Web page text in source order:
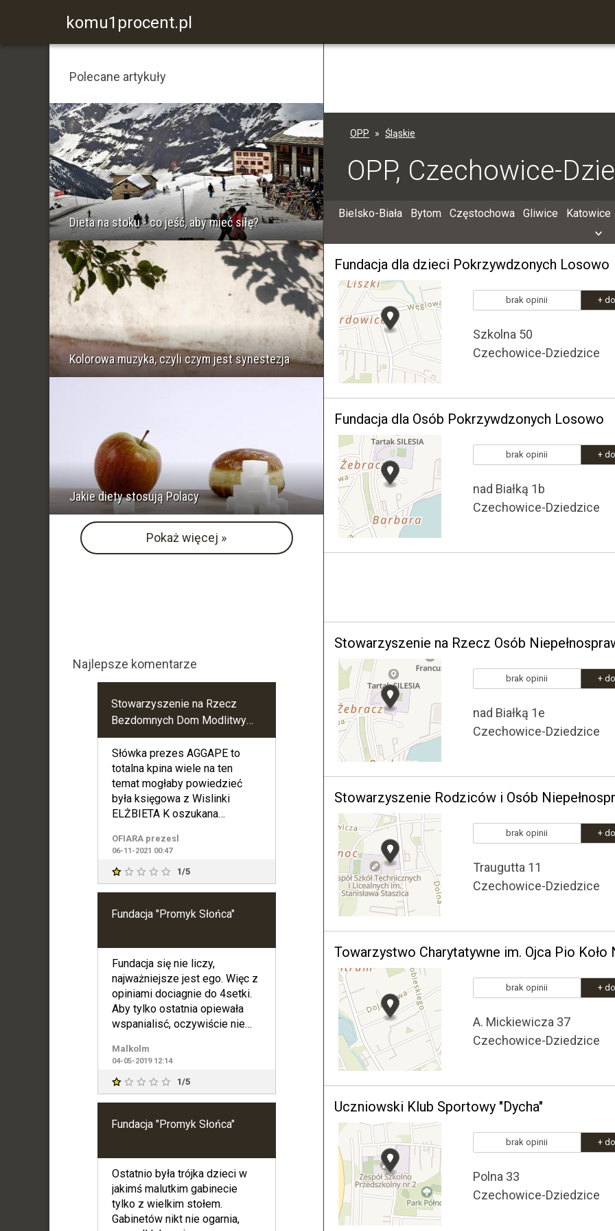
komu1procent.pl
OPP Śląskie
OPP, Czechowice-
Bielsko-Biała Bytom Częstochowa Gliwice Katowice
Fundacja dla dzieci Pokrzywdzonych Losowo
brak opinii +
Szkolna 50
Czechowice-Dziedzice
Fundacja dla Osób Pokrzywdzonych Losowo
brak opinii +
nad Białką 1b
Czechowice-Dziedzice
Stowarzyszenie na Rzecz Osób
brak opinii +
nad Białką 1e
Czechowice-Dziedzice
Stowarzyszenie Rodziców i Osób
brak opinii +
Traugutta 11
Czechowice-Dziedzice
Towarzystwo Charytatywne im. Ojca Pio Koło
brak opinii +
A. Mickiewicza 37
Czechowice-Dziedzice
Uczniowski Klub Sportowy "Dycha"
brak opinii +
Polna 33
Czechowice-Dziedzice
Polecane artykuły
Dieta na stoku - co jeść, aby mieć siłę?
Kolorowa muzyka, czyli czym jest synestezja
Jakie diety stosują Polacy
Pokaż więcej »
Najlepsze komentarze
Stowarzyszenie na Rzecz
Bezdomnych Dom Modlitwy
"Agape" w Borowym Młynie
Słówka prezes AGGAPE to
totalna kpina wiele na ten
temat mogłaby powiedzieć
była księgowa z Wislinki
ELŻBIETA K oszukana
autorytet do naśla
OFIARA prezesl
06-11-2021 00:47
1/5
Fundacja "Promyk Słońca"
Fundacja się nie liczy,
najważniejsze jest ego. Więc z
opiniami dociagnie do 4setki.
Aby tylko ostatnia opiewała
wspanialisć, oczywiście nie
Malkolm
04-05-2019 12:14
1/5
Fundacja "Promyk Słońca"
Ostatnio była trójka dzieci w
jakimś malutkim gabinecie
tylko z wielkim stołem.
Gabinetów nikt nie ogarnia,